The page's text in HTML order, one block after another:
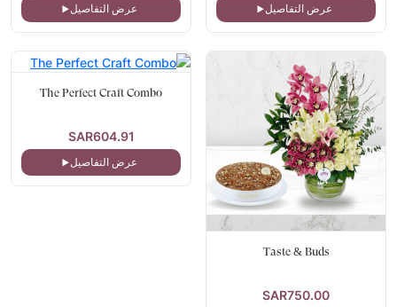
عرض التفاصيل عرض التفاصيل
Taste & Buds
SAR750.00
The Perfect Craft Combo
SAR604.91
عرض التفاصيل